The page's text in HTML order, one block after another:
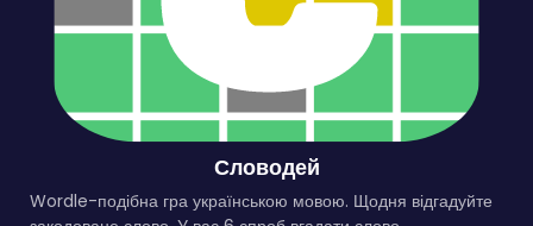
Словодей
Wordle-подібна гра українською мовою. Щодня відгадуйте